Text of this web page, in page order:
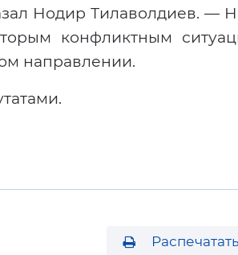
Нодир Тилаволдиев. —
конфликтным
направлении.
Распечатать